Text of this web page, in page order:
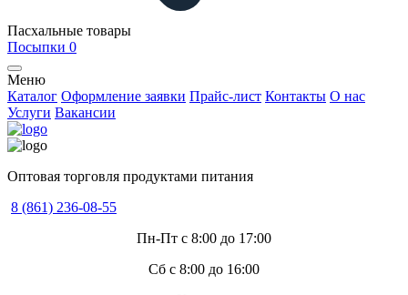
Пасхальные товары
Посыпки 0
Меню
Каталог Оформление заявки Прайс-лист Контакты О нас
Услуги Вакансии
Оптовая торговля продуктами питания
8 (861) 236-08-55
Пн-Пт с 8:00 до 17:00
Сб с 8:00 до 16:00